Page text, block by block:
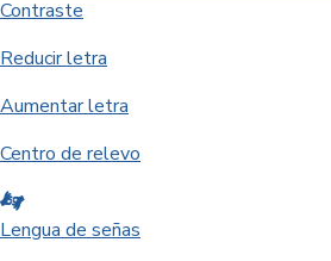
Contraste
Reducir letra
Aumentar letra
Centro de relevo
Lengua de señas